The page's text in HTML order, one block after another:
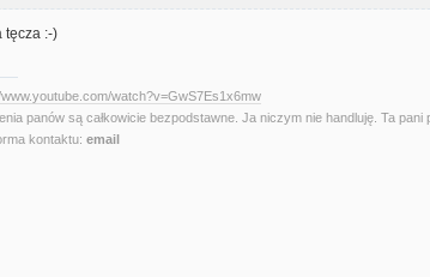
tęcza :-)
watch?v=GwS7Es1x6mw
panów są całkowicie bezpodstawne. Ja niczym nie handluję. Ta
kontaktu: email